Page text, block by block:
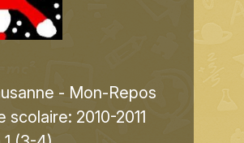
- Mon-Repos
scolaire: 2010-2011